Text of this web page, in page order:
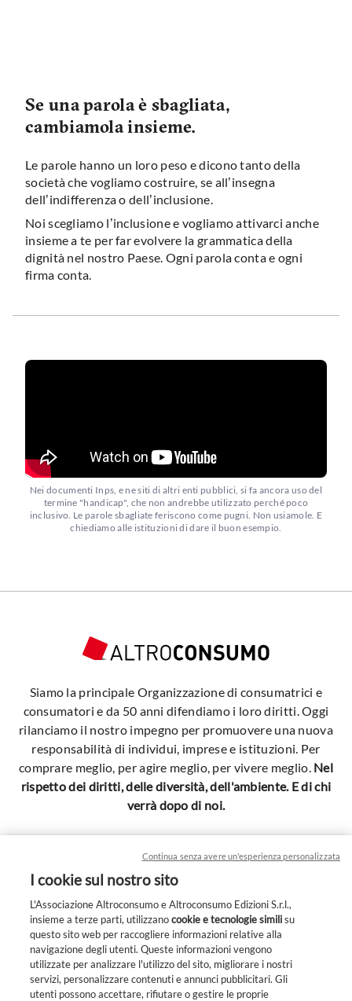
Se una parola è sbagliata,
cambiamola insieme.
Le parole hanno un loro peso e dicono tanto della
società che vogliamo costruire, se all’insegna
dell’indifferenza o dell’inclusione.
Noi scegliamo l’inclusione e vogliamo attivarci anche
insieme a te per far evolvere la grammatica della
dignità nel nostro Paese. Ogni parola conta e ogni
firma conta.
Nei documenti Inps, e ne siti di altri enti pubblici, si fa ancora uso del
termine "handicap", che non andrebbe utilizzato perché poco
inclusivo. Le parole sbagliate feriscono come pugni. Non usiamole. E
chiediamo alle istituzioni di dare il buon esempio.
Siamo la principale Organizzazione di consumatrici e
consumatori e da 50 anni difendiamo i loro diritti. Oggi
rilanciamo il nostro impegno per promuovere una nuova
responsabilità di individui, imprese e istituzioni. Per
comprare meglio, per agire meglio, per vivere meglio. Nel
rispetto dei diritti, delle diversità, dell'ambiente. E di chi
verrà dopo di noi.
Cookie
Privacy
I cookie sul nostro sito
L'Associazione Altroconsumo e Altroconsumo Edizioni S.r.l.,
insieme a terze parti, utilizzanocookie e tecnologie similisu
questo sito web per raccogliere informazioni relative alla
navigazione degli utenti. Queste informazioni vengono
utilizzate per analizzare l'utilizzo del sito, migliorare i nostri
servizi, personalizzare contenuti e annunci pubblicitari. Gli
utenti possono accettare, rifiutare o gestire le proprie
Continua senza avere un'esperienza personalizzata